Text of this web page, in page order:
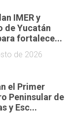
IMER y
de Yucatán
fortalece...
de 2026
el Primer
Peninsular de
y Esc...